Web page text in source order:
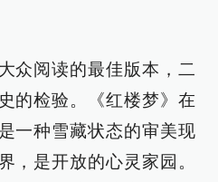
众阅读的最佳版本，二
的检验。《红楼梦》在
一种雪藏状态的审美现
，是开放的心灵家园。